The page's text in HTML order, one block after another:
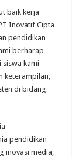
baik kerja
Inovatif Cipta
pendidikan
berharap
kami
keterampilan,
di bidang
pendidikan
inovasi media,